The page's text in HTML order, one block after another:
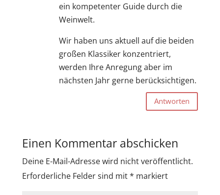
ein kompetenter Guide durch die
Weinwelt.
Wir haben uns aktuell auf die beiden
großen Klassiker konzentriert,
werden Ihre Anregung aber im
nächsten Jahr gerne berücksichtigen.
Antworten
Einen Kommentar abschicken
Deine E-Mail-Adresse wird nicht veröffentlicht.
Erforderliche Felder sind mit* markiert